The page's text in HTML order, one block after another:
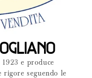
e produce
rigore seguendo le